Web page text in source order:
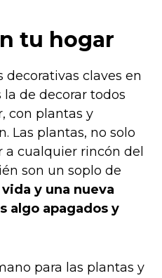
tu hogar
decorativas claves en
la de decorar todos
con plantas y
Las plantas, no solo
cualquier rincón del
son unsoplo de
y una nueva
algo apagados y
para las plantas y